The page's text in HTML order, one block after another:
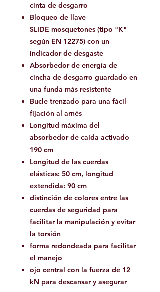
cinta de desgarro
Bloqueo de llave
SLIDE mosquetones (tipo "K"
según EN 12275) con un
indicador de desgaste
Absorbedor de energía de
cincha de desgarro guardado en
una funda más resistente
Bucle trenzado para una fácil
fijación al arnés
Longitud máxima del
absorbedor de caída activado
190 cm
Longitud de las cuerdas
elásticas: 50 cm, longitud
extendida: 90 cm
distinción de colores entre las
cuerdas de seguridad para
facilitar la manipulación y evitar
la torsión
forma redondeada para facilitar
el manejo
ojo central con la fuerza de 12
kN para descansar y asegurar